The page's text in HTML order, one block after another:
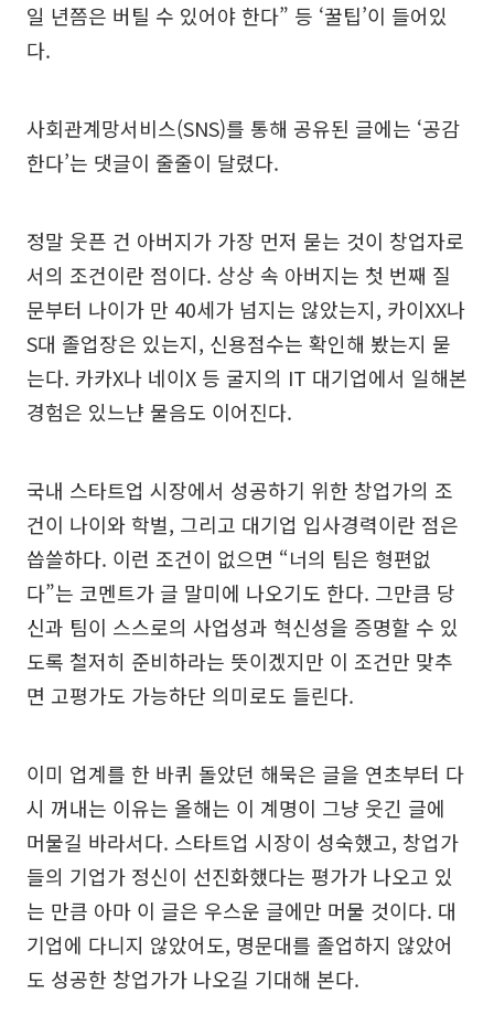
일 년쯤은 버틸 수 있어야 한다” 등 ‘꿀팁’이 들어있
다.
사회관계망서비스(SNS)를 통해 공유된 글에는 ‘공감
한다’는 댓글이 줄줄이 달렸다.
정말 웃픈 건 아버지가 가장 먼저 묻는 것이 창업자로
서의 조건이란 점이다. 상상 속 아버지는 첫 번째 질
문부터 나이가 만 40세가 넘지는 않았는지, 카이XX나
S대 졸업장은 있는지, 신용점수는 확인해 봤는지 묻
는다. 카카X나 네이X 등 굴지의 IT 대기업에서 일해본
경험은 있느냔 물음도 이어진다.
국내 스타트업 시장에서 성공하기 위한 창업가의 조
건이 나이와 학벌, 그리고 대기업 입사경력이란 점은
씁쓸하다. 이런 조건이 없으면 “너의 팀은 형편없
다”는 코멘트가 글 말미에 나오기도 한다. 그만큼 당
신과 팀이 스스로의 사업성과 혁신성을 증명할 수 있
도록 철저히 준비하라는 뜻이겠지만 이 조건만 맞추
면 고평가도 가능하단 의미로도 들린다.
이미 업계를 한 바퀴 돌았던 해묵은 글을 연초부터 다
시 꺼내는 이유는 올해는 이 계명이 그냥 웃긴 글에
머물길 바라서다. 스타트업 시장이 성숙했고, 창업가
들의 기업가 정신이 선진화했다는 평가가 나오고 있
는 만큼 아마 이 글은 우스운 글에만 머물 것이다. 대
기업에 다니지 않았어도, 명문대를 졸업하지 않았어
도 성공한 창업가가 나오길 기대해 본다.